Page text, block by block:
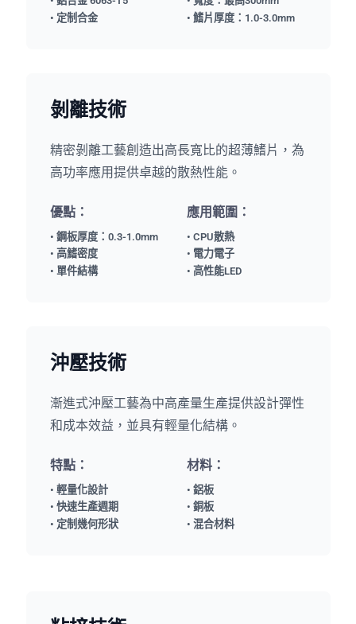
• 定制合金
• 鰭片厚度：1.0-3.0mm
剝離技術
精密剝離工藝創造出高長寬比的超薄鰭片，為
高功率應用提供卓越的散熱性能。
優點：
• 鋼板厚度：0.3-1.0mm
• 高鰭密度
• 單件結構
應用範圍：
• CPU散熱
• 電力電子
• 高性能LED
沖壓技術
漸進式沖壓工藝為中高產量生產提供設計彈性
和成本效益，並具有輕量化結構。
特點：
• 輕量化設計
• 快速生產週期
• 定制幾何形狀
材料：
• 鋁板
• 銅板
• 混合材料